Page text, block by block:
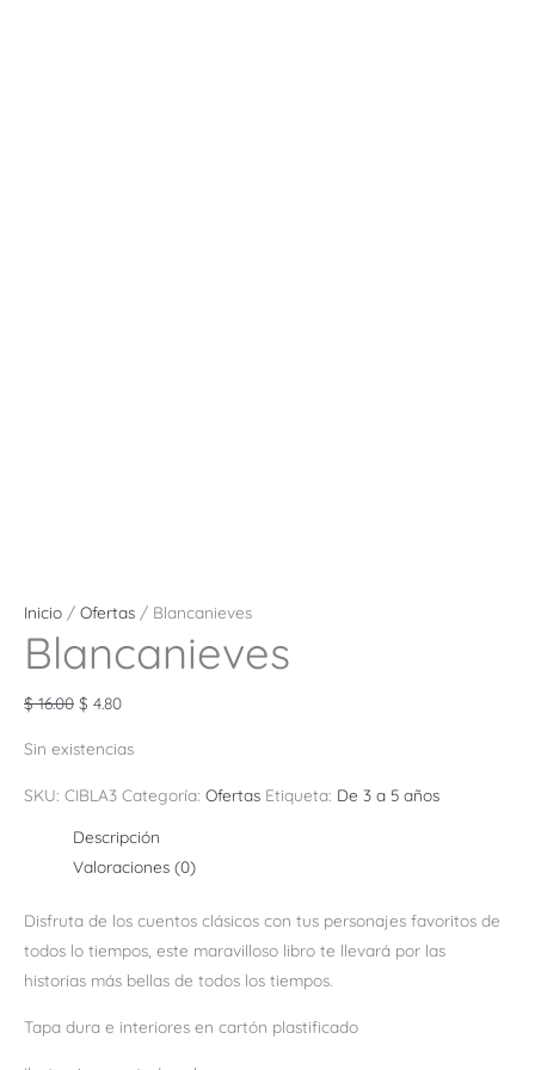
Inicio / Ofertas / Blancanieves
Blancanieves
$16.00 $ 4.80
Sin existencias
SKU: CIBLA3 Categoría: Ofertas Etiqueta: De 3 a 5 años
Descripción
Valoraciones (0)
Disfruta de los cuentos clásicos con tus personajes favoritos de
todos lo tiempos, este maravilloso libro te llevará por las
historias más bellas de todos los tiempos.
Tapa dura e interiores en cartón plastificado